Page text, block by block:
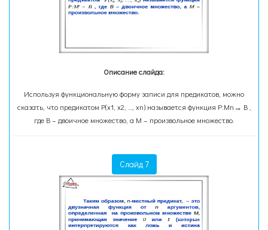
Описание слайда:
Используя функциональную форму записи для предикатов, можно
сказать, что предикатом Р(х1, х2, …, хn) называется функция Р:Мn→ В ,
где В – двоичное множество, а М – произвольное множество.
Слайд 7